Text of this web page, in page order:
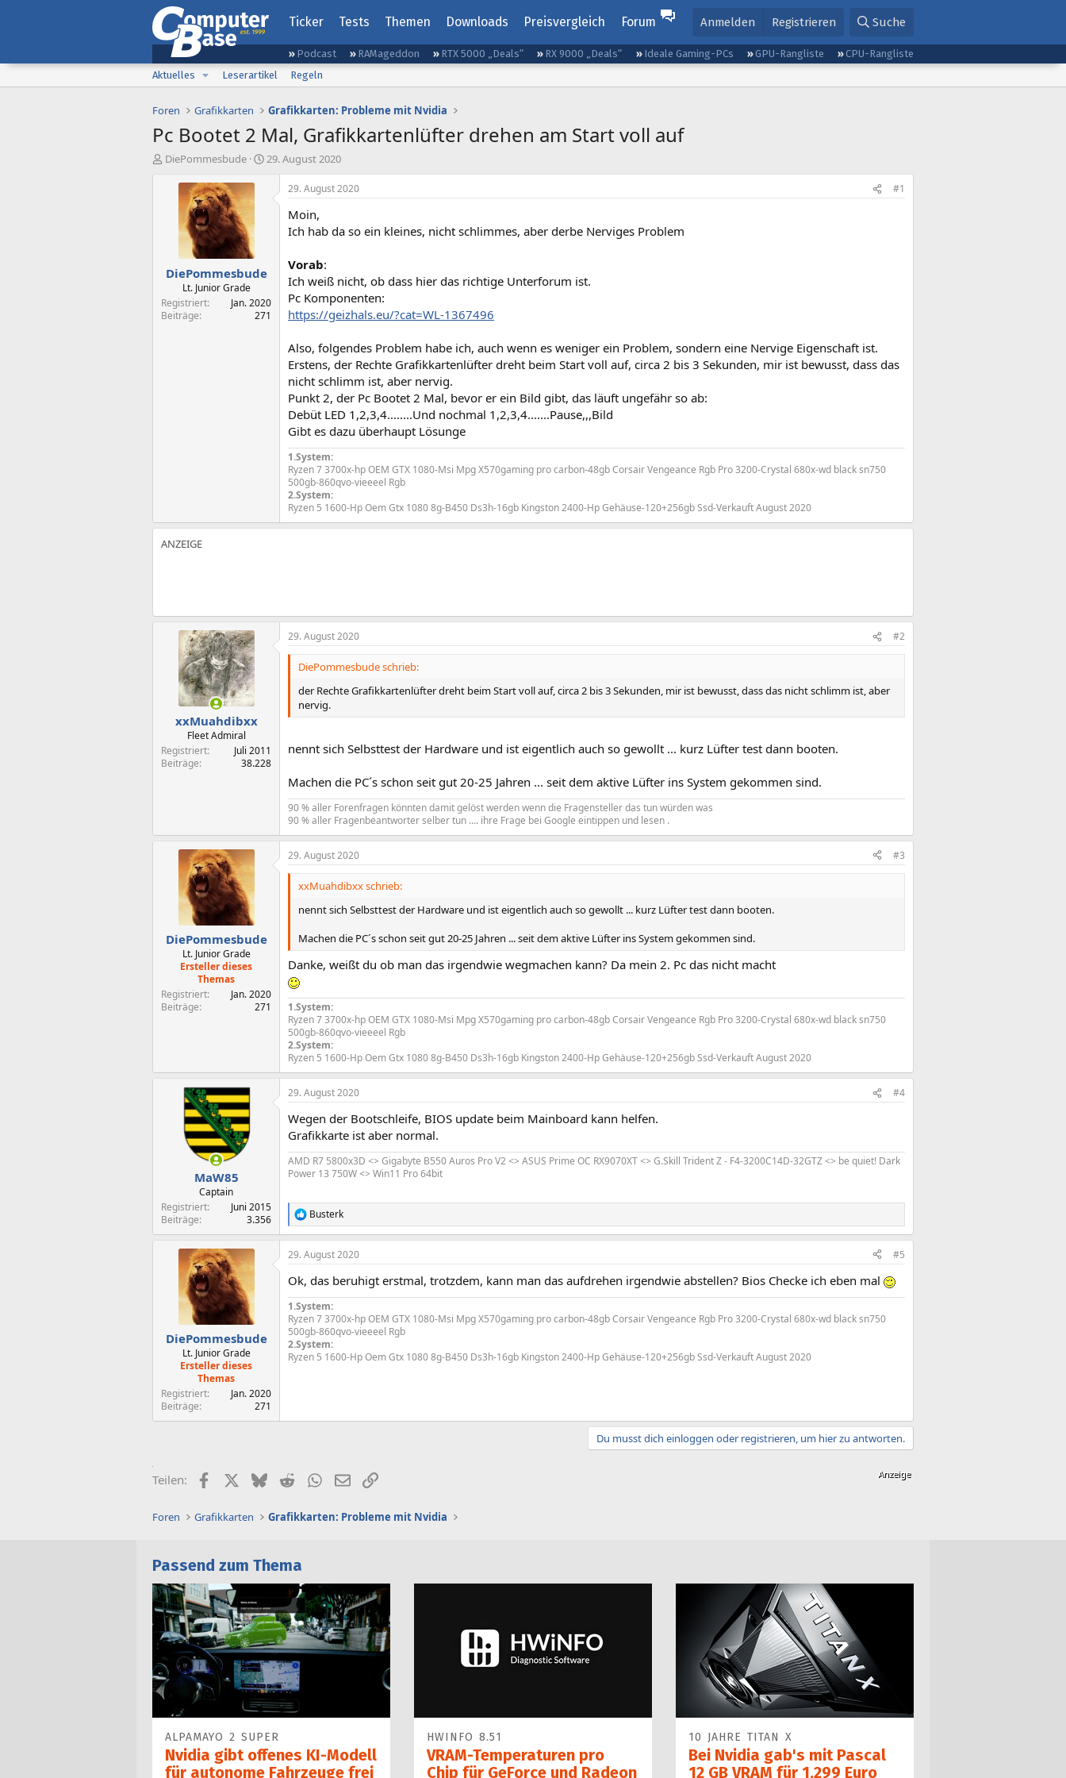
Ticker Tests Themen Downloads Preisvergleich Forum Anmelden Registrieren Suche
Podcast RAMageddon RTX 5000 „Deals“ RX 9000 „Deals“ Ideale Gaming-PCs GPU-Rangliste
CPU-Rangliste
Aktuelles
Leserartikel Regeln
Foren Grafikkarten Grafikkarten: Probleme mit Nvidia
Pc Bootet 2 Mal, Grafikkartenlüfter drehen am Start voll auf
E
r
DiePommesbude
E
a
29. August 2020
DiePommesbude
Lt. Junior Grade
Registriert
Jan. 2020
Beiträge
271
29. August 2020 #1
Moin,
Ich hab da so ein kleines, nicht schlimmes, aber derbe Nerviges Problem
Vorab:
Ich weiß nicht, ob dass hier das richtige Unterforum ist.
Pc Komponenten:
https://geizhals.eu/?cat=WL-1367496
Also, folgendes Problem habe ich, auch wenn es weniger ein Problem, sondern eine Nervige Eigenschaft ist.
Erstens, der Rechte Grafikkartenlüfter dreht beim Start voll auf, circa 2 bis 3 Sekunden, mir ist bewusst, dass das
nicht schlimm ist, aber nervig.
Punkt 2, der Pc Bootet 2 Mal, bevor er ein Bild gibt, das läuft ungefähr so ab:
Debüt LED 1,2,3,4........Und nochmal 1,2,3,4.......Pause,,,Bild
Gibt es dazu überhaupt Lösunge
1.System:
Ryzen 7 3700x-hp OEM GTX 1080-Msi Mpg X570gaming pro carbon-48gb Corsair Vengeance Rgb Pro 3200-Crystal 680x-wd black sn750
500gb-860qvo-vieeeel Rgb
2.System:
Ryzen 5 1600-Hp Oem Gtx 1080 8g-B450 Ds3h-16gb Kingston 2400-Hp Gehäuse-120+256gb Ssd-Verkauft August 2020
xxMuahdibxx
Fleet Admiral
Registriert
Juli 2011
Beiträge
38.228
29. August 2020 #2
DiePommesbude schrieb:
der Rechte Grafikkartenlüfter dreht beim Start voll auf, circa 2 bis 3 Sekunden, mir ist bewusst, dass das nicht schlimm ist, aber
nervig.
nennt sich Selbsttest der Hardware und ist eigentlich auch so gewollt ... kurz Lüfter test dann booten.
Machen die PC´s schon seit gut 20-25 Jahren ... seit dem aktive Lüfter ins System gekommen sind.
90 % aller Forenfragen könnten damit gelöst werden wenn die Fragensteller das tun würden was
90 % aller Fragenbeantworter selber tun .... ihre Frage bei Google eintippen und lesen .
DiePommesbude
Lt. Junior Grade
Ersteller dieses
Themas
Registriert
Jan. 2020
Beiträge
271
29. August 2020 #3
xxMuahdibxx schrieb:
nennt sich Selbsttest der Hardware und ist eigentlich auch so gewollt ... kurz Lüfter test dann booten.
Machen die PC´s schon seit gut 20-25 Jahren ... seit dem aktive Lüfter ins System gekommen sind.
Danke, weißt du ob man das irgendwie wegmachen kann? Da mein 2. Pc das nicht macht
1.System:
Ryzen 7 3700x-hp OEM GTX 1080-Msi Mpg X570gaming pro carbon-48gb Corsair Vengeance Rgb Pro 3200-Crystal 680x-wd black sn750
500gb-860qvo-vieeeel Rgb
2.System:
Ryzen 5 1600-Hp Oem Gtx 1080 8g-B450 Ds3h-16gb Kingston 2400-Hp Gehäuse-120+256gb Ssd-Verkauft August 2020
MaW85
Captain
Registriert
Juni 2015
Beiträge
3.356
29. August 2020 #4
Wegen der Bootschleife, BIOS update beim Mainboard kann helfen.
Grafikkarte ist aber normal.
AMD R7 5800x3D <> Gigabyte B550 Auros Pro V2 <> ASUS Prime OC RX9070XT <> G.Skill Trident Z - F4-3200C14D-32GTZ <> be quiet! Dark
Power 13 750W <> Win11 Pro 64bit
R
e
a
k
i
o
n
e
n
:
Busterk
DiePommesbude
Lt. Junior Grade
Ersteller dieses
Themas
Registriert
Jan. 2020
Beiträge
271
29. August 2020 #5
Ok, das beruhigt erstmal, trotzdem, kann man das aufdrehen irgendwie abstellen? Bios Checke ich eben mal
1.System:
Ryzen 7 3700x-hp OEM GTX 1080-Msi Mpg X570gaming pro carbon-48gb Corsair Vengeance Rgb Pro 3200-Crystal 680x-wd black sn750
500gb-860qvo-vieeeel Rgb
2.System:
Ryzen 5 1600-Hp Oem Gtx 1080 8g-B450 Ds3h-16gb Kingston 2400-Hp Gehäuse-120+256gb Ssd-Verkauft August 2020
Du musst dich einloggen oder registrieren, um hier zu antworten.
Teilen: FacebookX (Twitter)
BlueskyRedditWhatsApp
E-MailLink
Foren Grafikkarten Grafikkarten: Probleme mit Nvidia
Passend zum Thema
ALPAMAYO 2 SUPER
Nvidia gibt offenes KI-Modell
für autonome Fahrzeuge frei
HWINFO 8.51
VRAM-Temperaturen pro
Chip für GeForce und Radeon
10 JAHRE TITAN X
Bei Nvidia gab's mit Pascal
12 GB VRAM für 1.299 Euro